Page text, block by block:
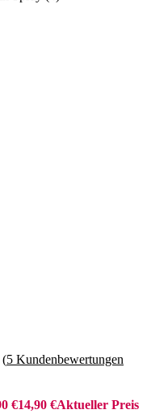
(5 Kundenbewertungen
€14,90 €Aktueller Preis